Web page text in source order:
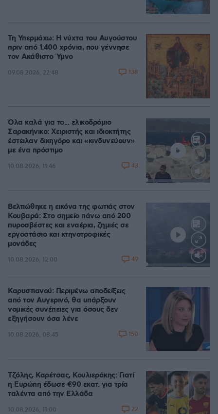
Τη Υπερμάχω: Η νύχτα του Αυγούστου
πριν από 1.400 χρόνια, που γέννησε
τον Ακάθιστο Ύμνο
09.08.2026, 22:48 138
Loaded
Όλα καλά για το... ελικοδρόμιο
Σαρακήνικο: Χειριστής και ιδιοκτήτης
έστειλαν δικηγόρο και «κινδυνεύουν»
με ένα πρόστιμο
10.08.2026, 11:46 43
Βελτιώθηκε η εικόνα της φωτιάς στον
Κουβαρά: Στο σημείο πάνω από 200
πυροσβέστες και εναέρια, ζημιές σε
εργοστάσιο και κτηνοτροφικές
μονάδες
10.08.2026, 12:00 49
Καρυστιανού: Περιμένω αποδείξεις
από τον Αυγερινό, θα υπάρξουν
νομικές συνέπειες για όσους δεν
εξηγήσουν όσα λένε
10.08.2026, 08:45 150
Τζόλης, Καρέτσας, Κουλιεράκης: Γιατί
η Ευρώπη έδωσε €90 εκατ. για τρία
ταλέντα από την Ελλάδα
10.08.2026, 11:00 22